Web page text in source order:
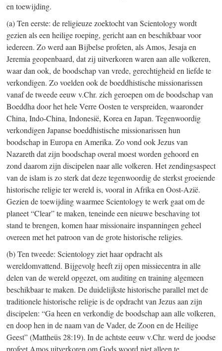
en toewijding.
(a) Ten eerste: de religieuze zoektocht van Scientology wordt
gezien als een heilige roeping, gericht aan en beschikbaar voor
iedereen. Zo werd aan Bijbelse profeten, als Amos, Jesaja en
Jeremia geopenbaard, dat zij uitverkoren waren aan alle volkeren,
waar dan ook, de boodschap van vrede, gerechtigheid en liefde te
verkondigen. Zo voelden ook de boeddhistische missionarissen
vanaf de tweede eeuw v.Chr. zich geroepen om de boodschap van
Boeddha door het hele Verre Oosten te verspreiden, waaronder
China, Indo-China, Indonesië, Korea en Japan. Tegenwoordig
verkondigen Japanse boeddhistische missionarissen hun
boodschap in Europa en Amerika. Zo vond ook Jezus van
Nazareth dat zijn boodschap overal moest worden gehoord en
zond daarom zijn discipelen naar alle volkeren. Het zendingsaspect
van de islam is zo sterk dat deze tegenwoordig de sterkst groeiende
historische religie ter wereld is, vooral in Afrika en Oost-Azië.
Gezien de toewijding waarmee Scientology te werk gaat om de
planeet “Clear” te maken, teneinde een nieuwe beschaving tot
stand te brengen, komen haar missionaire inspanningen geheel
overeen met het patroon van de grote historische religies.
(b) Ten tweede: Scientology ziet haar opdracht als
wereldomvattend. Bijgevolg heeft zij open missiecentra in alle
delen van de wereld opgezet, om auditing en training algemeen
beschikbaar te maken. De duidelijkste historische parallel met de
traditionele historische religie is de opdracht van Jezus aan zijn
discipelen: “Ga heen en verkondig de boodschap aan alle volkeren,
en doop hen in de naam van de Vader, de Zoon en de Heilige
Geest” (Mattheüs 28:19). In de achtste eeuw v.Chr. werd de joodse
profeet Amos uitverkoren om Gods woord niet alleen te